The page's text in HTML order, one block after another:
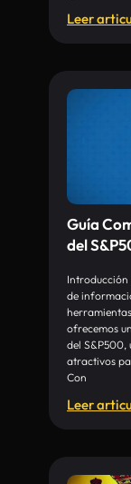
Leer
Guía
del
Introducción
de
ofrecemos
del S&P500,
atractivos
Con
Leer